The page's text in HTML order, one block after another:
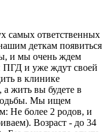
самых ответственных
деткам появиться
и мы очень ждем
и уже ждут своей
в клинике
жить вы будете в
Мы ищем
Не более 2 родов, и
Возраст - до 34